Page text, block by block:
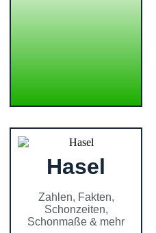
Hasel
Zahlen, Fakten,
Schonzeiten,
Schonmaße & mehr